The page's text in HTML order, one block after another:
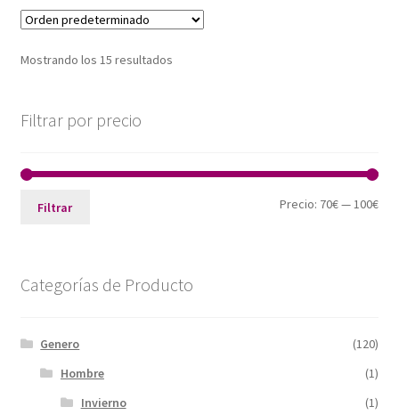
Mostrando los 15 resultados
Filtrar por precio
Filtrar Precio: 70€—100€
Categorías de Producto
Genero
(120)
Hombre
(1)
Invierno
(1)